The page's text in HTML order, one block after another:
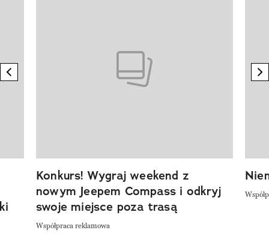
previous element
Konkurs! Wygraj weekend z
nowym Jeepem Compass i odkryj
swoje miejsce poza trasą
Współpraca reklamowa